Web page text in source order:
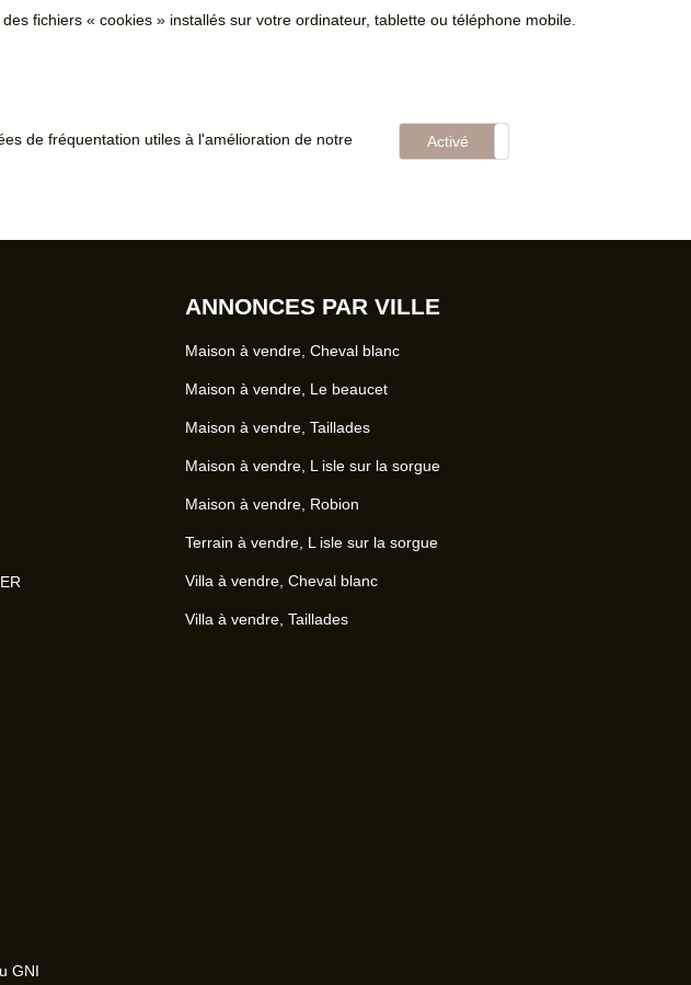
fichiers « cookies » installés sur votre ordinateur, tablette ou téléphone mobile.
de fréquentation utiles à l'amélioration de notre
Activé
GNI
ANNONCES PAR VILLE
Maison à vendre, Cheval blanc
Maison à vendre, Le beaucet
Maison à vendre, Taillades
Maison à vendre, L isle sur la sorgue
Maison à vendre, Robion
Terrain à vendre, L isle sur la sorgue
Villa à vendre, Cheval blanc
Villa à vendre, Taillades